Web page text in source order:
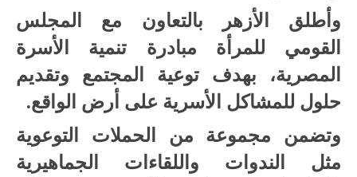
وأطلق الأزهر بالتعاون مع المجلس
القومي للمرأة مبادرة تنمية الأسرة
المصرية، بهدف توعية المجتمع وتقديم
حلول للمشاكل الأسرية على أرض الواقع.
وتضمن مجموعة من الحملات التوعوية
مثل الندوات واللقاءات الجماهيرية